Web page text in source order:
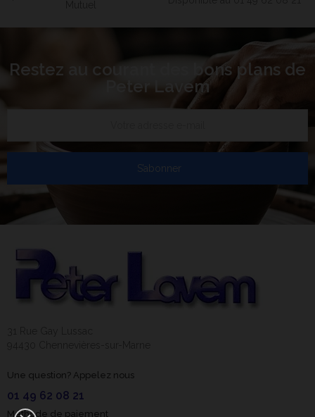
Restez au courant des bons plans de
Peter Lavem
S’abonner
Une question? Appelez nous
01 49 62 08 21
Méthode de paiement